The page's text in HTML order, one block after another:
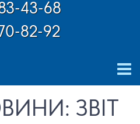
43-68
82-92
ЗВІТ